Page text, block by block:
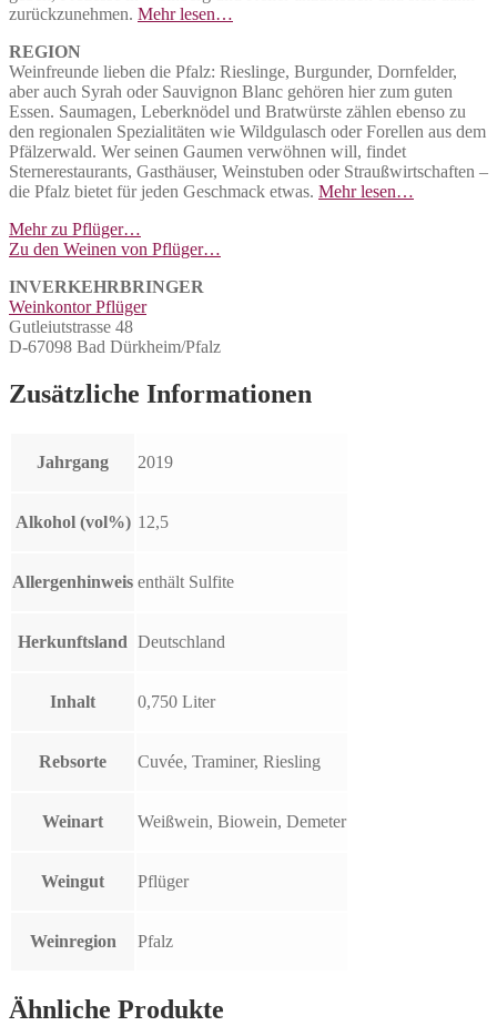
zurückzunehmen. Mehr lesen…
REGION
Weinfreunde lieben die Pfalz: Rieslinge, Burgunder, Dornfelder,
aber auch Syrah oder Sauvignon Blanc gehören hier zum guten
Essen. Saumagen, Leberknödel und Bratwürste zählen ebenso zu
den regionalen Spezialitäten wie Wildgulasch oder Forellen aus dem
Pfälzerwald. Wer seinen Gaumen verwöhnen will, findet
Sternerestaurants, Gasthäuser, Weinstuben oder Straußwirtschaften –
die Pfalz bietet für jeden Geschmack etwas. Mehr lesen…
Mehr zu Pflüger…
Zu den Weinen von Pflüger…
INVERKEHRBRINGER
Weinkontor Pflüger
Gutleiutstrasse 48
D-67098 Bad Dürkheim/Pfalz
Zusätzliche Informationen
Jahrgang 2019
Alkohol (vol%) 12,5
Allergenhinweis enthält Sulfite
Herkunftsland Deutschland
Inhalt 0,750 Liter
Rebsorte Cuvée, Traminer, Riesling
Weinart Weißwein, Biowein, Demeter
Weingut Pflüger
Weinregion Pfalz
Ähnliche Produkte